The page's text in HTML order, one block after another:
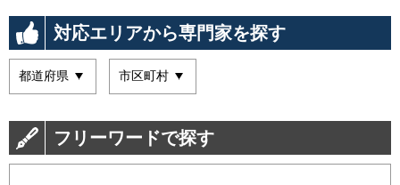
対応エリアから専門家を探す
フリーワードで探す